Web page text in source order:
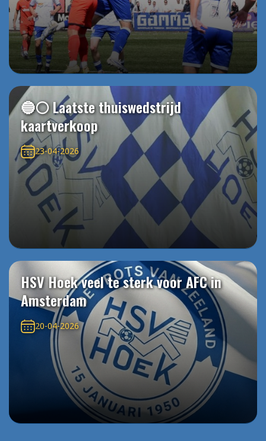
🔵⚪️ Laatste thuiswedstrijd
kaartverkoop
23-04-2026
HSV Hoek veel te sterk voor AFC in
Amsterdam
20-04-2026